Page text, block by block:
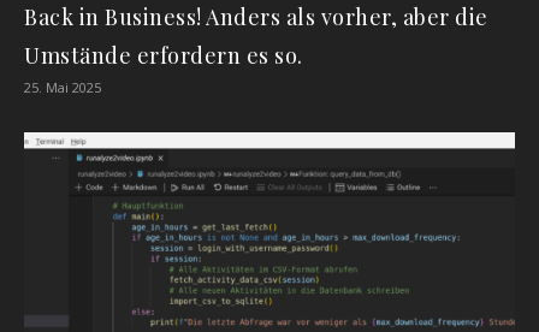
Back in Business! Anders als vorher, aber die
Umstände erfordern es so.
25. Mai 2025